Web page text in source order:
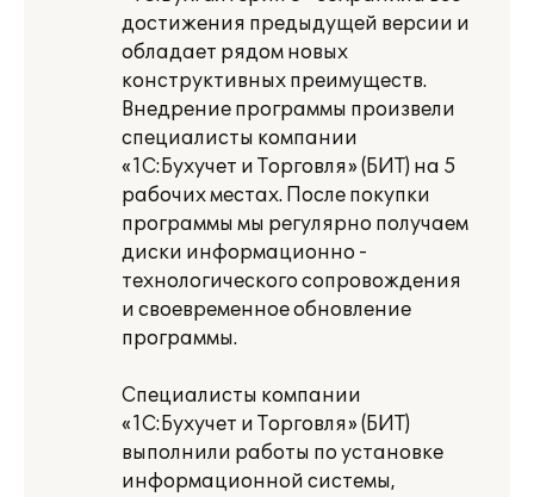
достижения предыдущей версии и
обладает рядом новых
конструктивных преимуществ.
Внедрение программы произвели
специалисты компании
«1С:Бухучет и Торговля» (БИТ) на 5
рабочих местах. После покупки
программы мы регулярно получаем
диски информационно -
технологического сопровождения
и своевременное обновление
программы.
Специалисты компании
«1С:Бухучет и Торговля» (БИТ)
выполнили работы по установке
информационной системы,